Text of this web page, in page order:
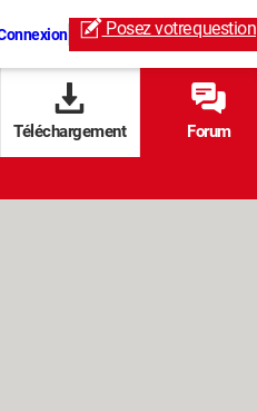
Posez votrequestion
Téléchargement Forum